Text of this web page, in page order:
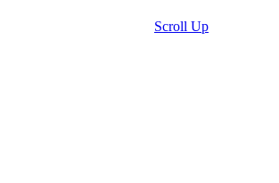
Scroll Up